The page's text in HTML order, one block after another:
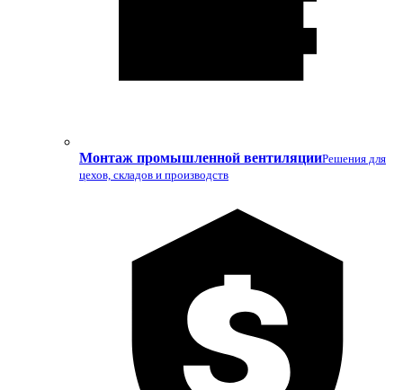
Монтаж промышленной вентиляцииРешения для
цехов, складов и производств